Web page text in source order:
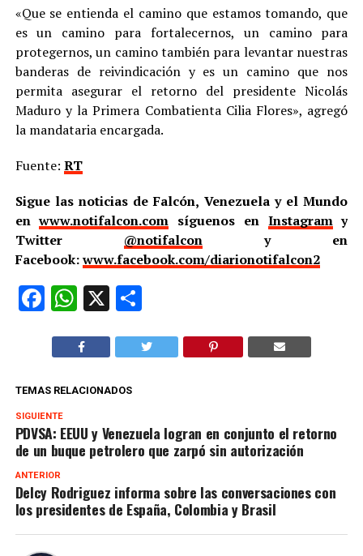
«Que se entienda el camino que estamos tomando, que
es un camino para fortalecernos, un camino para
protegernos, un camino también para levantar nuestras
banderas de reivindicación y es un camino que nos
permita asegurar el retorno del presidente Nicolás
Maduro y la Primera Combatienta Cilia Flores», agregó
la mandataria encargada.
Fuente: RT
Sigue las noticias de Falcón, Venezuela y el Mundo
enwww.notifalcon.com síguenos en Instagramy
Twitter @notifalcony en
Facebook:www.facebook.com/diarionotifalcon2
Facebook
WhatsApp
X Compartir
TEMAS RELACIONADOS
SIGUIENTE
PDVSA: EEUU y Venezuela logran en conjunto el retorno
de un buque petrolero que zarpó sin autorización
ANTERIOR
Delcy Rodriguez informa sobre las conversaciones con
los presidentes de España, Colombia y Brasil